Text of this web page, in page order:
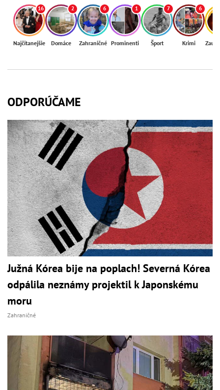
16
Najčítanejšie
2
Domáce
6
Zahraničné
1
Prominenti
7
Šport
6
Krimi
ODPORÚČAME
Južná Kórea bije na poplach! Severná Kórea
odpálila neznámy projektil k Japonskému
moru
Zahraničné